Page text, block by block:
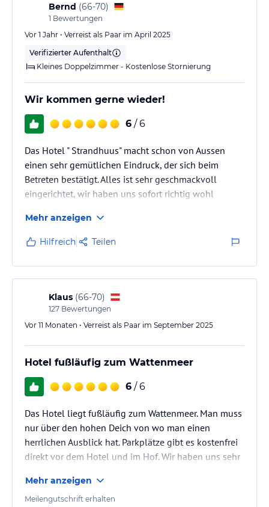
Bernd (66-70)
1 Bewertungen
Vor 1 Jahr • Verreist als Paar im April 2025
Verifizierter Aufenthalt
Kleines Doppelzimmer - Kostenlose Stornierung
Wir kommen gerne wieder!
6 / 6
Das Hotel " Strandhuus" macht schon von Aussen
einen sehr gemütlichen Eindruck, der sich beim
Betreten bestätigt. Alles ist sehr geschmackvoll
eingerichtet, wir haben uns sofort richtig wohl
das fanden wir super, hier kann man entspannt
seinen Kaffee genießen.
Wir haben hier eine Woche wunderschönen
erholsamen und entspannten Urlaub verbracht!!
Mehr anzeigen
Hilfreich Teilen
Klaus (66-70)
127 Bewertungen
Vor 11 Monaten • Verreist als Paar im September 2025
Hotel fußläufig zum Wattenmeer
6 / 6
Das Hotel liegt fußläufig zum Wattenmeer. Man muss
nur über den hohen Deich von wo man einen
herrlichen Ausblick hat. Parkplätze gibt es kostenfrei
direkt vor dem Hotel und im Hof. Wir haben uns sehr
reichhaltig.
Mehr anzeigen
Meilengutschrift erhalten